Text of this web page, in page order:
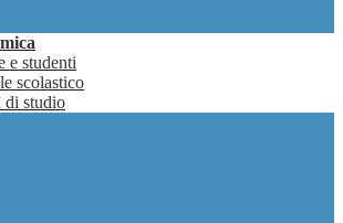
e studenti
scolastico
di studio